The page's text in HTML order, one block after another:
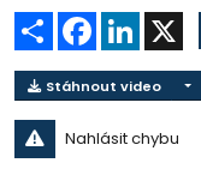
Sdílet Facebook
LinkedIn
Stáhnout video
Nahlásit chybu